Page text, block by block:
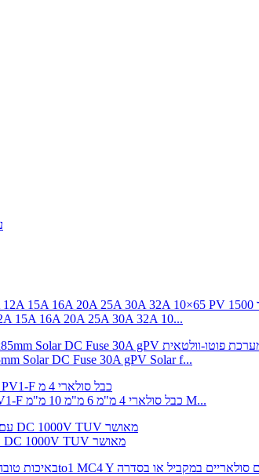
15A 16A 20A 25A 30A 32A 10...
Solar DC Fuse 30A gPV Solar f...
1000V TUV 2PfG 1169 PV1-F כבל סולארי 4 מ"מ 6 מ"מ 10 מ"מ M...
מחבר פאנל סולארי MC4 עם DC 1000V TUV מאושר